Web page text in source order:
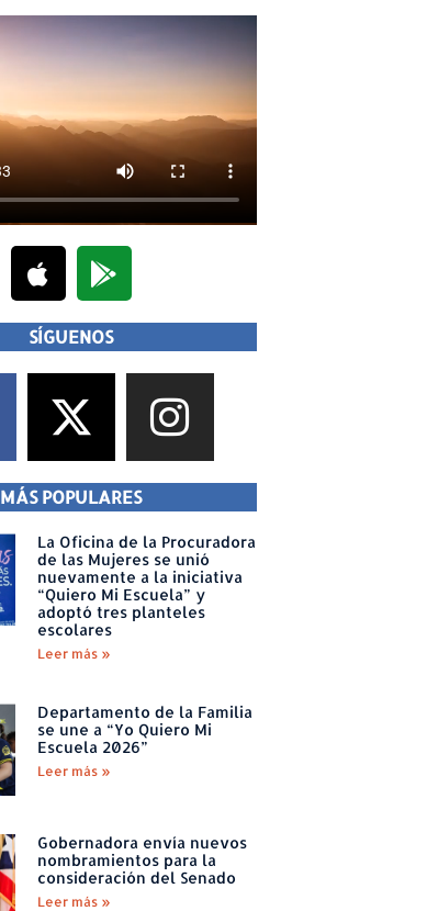
SÍGUENOS
MÁS POPULARES
La Oficina de la Procuradora
de las Mujeres se unió
nuevamente a la iniciativa
“Quiero Mi Escuela” y
adoptó tres planteles
escolares
Leer más »
Departamento de la Familia
se une a “Yo Quiero Mi
Escuela 2026”
Leer más »
Gobernadora envía nuevos
nombramientos para la
consideración del Senado
Leer más »